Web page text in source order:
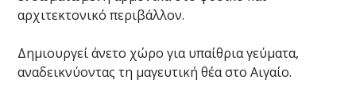
αρχιτεκτονικό περιβάλλον.
Δημιουργεί άνετο χώρο για υπαίθρια γεύματα,
αναδεικνύοντας τη μαγευτική θέα στο Αιγαίο.